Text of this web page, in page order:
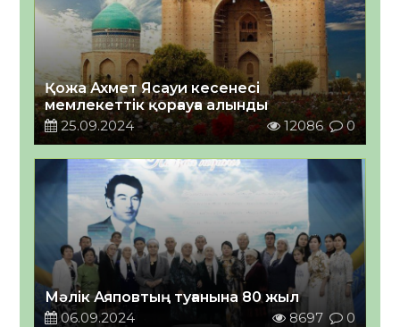
Қожа Ахмет Ясауи кесенесі
мемлекеттік қорғауға алынды
25.09.2024
12086 0
Мәлік Аяповтың туғанына 80 жыл
06.09.2024
8697 0